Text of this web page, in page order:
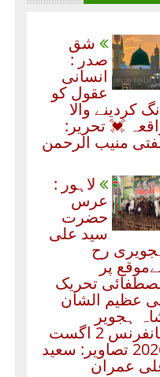
شق
صدر :
انسانی
عقول کو
کردینے والا
💓 تحریر:
منیب الرحمن
لاہور :
عرس
حضرت
سید علی
رح
پر
تحریک
عظیم الشان
ہجویر
کانفرنس 2 اگست
2026 تصاویر: سعید
عمران